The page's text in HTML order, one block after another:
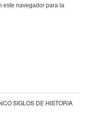
este navegador para la
SIGLOS DE HISTORIA